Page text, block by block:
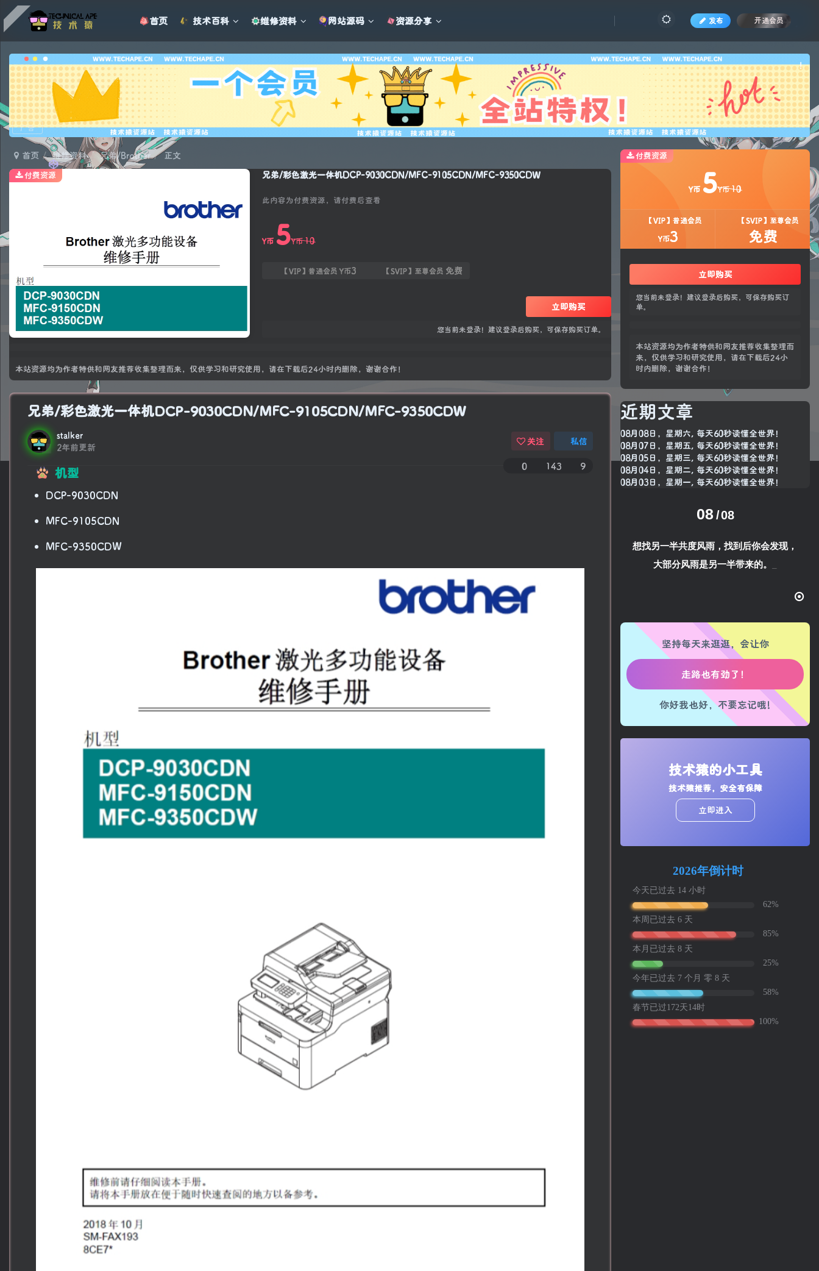
首页 技术百科 维修资料 网站源码 资源分享 发布 开通会员
!
广告
首页 维修资料 兄弟/Brother
正文
兄弟/彩色激光一体机DCP-9030CDN/MFC-9105CDN/MFC-9350CDW
此内容为付费资源，请付费后查看
Y币 5Y币10
【VIP】普通会员 Y币3 【SVIP】至尊会员 免费
立即购买
您当前未登录！建议登录后购买，可保存购买订单。
本站资源均为作者特供和网友推荐收集整理而来，仅供学习和研究使用，请在下载后24小时内删除，谢谢合作！
付费资源
兄弟/彩色激光一体机DCP-9030CDN/MFC-9105CDN/MFC-9350CDW
stalker
2年前更新
关注 私信
0 143 9
机型
DCP-9030CDN
MFC-9105CDN
MFC-9350CDW
付费资源
Y币 5Y币10
【VIP】普通会员
Y币3
【SVIP】至尊会员
免费
立即购买
您当前未登录！建议登录后购买，可保存购买订
单。
本站资源均为作者特供和网友推荐收集整理而
来，仅供学习和研究使用，请在下载后24小
时内删除，谢谢合作！
近期文章
08月08日，星期六, 每天60秒读懂全世界！
08月07日，星期五, 每天60秒读懂全世界！
08月05日，星期三, 每天60秒读懂全世界！
08月04日，星期二, 每天60秒读懂全世界！
08月03日，星期一, 每天60秒读懂全世界！
08 08
想找另一半共度风雨，找到后你会发现，
大部分风雨是另一半带来的。
坚持每天来逛逛，会让你
生活也美好了！
心情也舒畅了！
走路也有劲了！
腿也不痛了！
腰也不酸了！
工作也轻松了！
你好我也好，不要忘记哦!
技术猿的小工具
技术猿推荐，安全有保障
立即进入